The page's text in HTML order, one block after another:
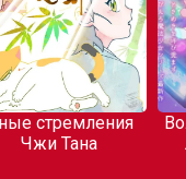
стремления
Чжи Тана